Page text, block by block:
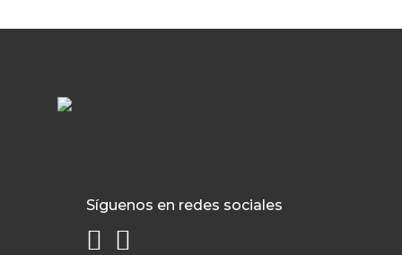
Síguenos en redes sociales